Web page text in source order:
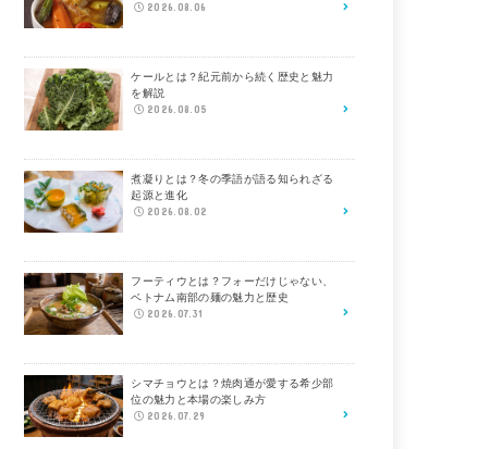
2026.08.06
ケールとは？紀元前から続く歴史と魅力
を解説
2026.08.05
煮凝りとは？冬の季語が語る知られざる
起源と進化
2026.08.02
フーティウとは？フォーだけじゃない、
ベトナム南部の麺の魅力と歴史
2026.07.31
シマチョウとは？焼肉通が愛する希少部
位の魅力と本場の楽しみ方
2026.07.29